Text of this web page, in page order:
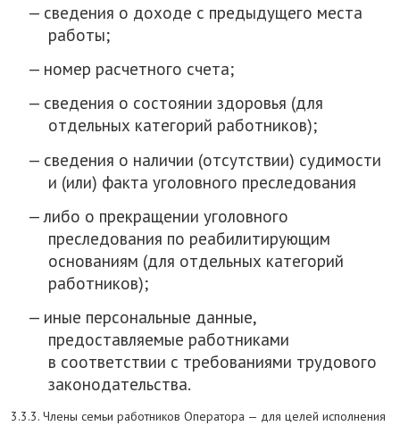
сведения о доходе с предыдущего места
работы;
номер расчетного счета;
сведения о состоянии здоровья (для
отдельных категорий работников);
сведения о наличии (отсутствии) судимости
и (или) факта уголовного преследования
либо о прекращении уголовного
преследования по реабилитирующим
основаниям (для отдельных категорий
работников);
иные персональные данные,
предоставляемые работниками
в соответствии с требованиями трудового
законодательства.
3.3.3. Члены семьи работников Оператора — для целей исполнения